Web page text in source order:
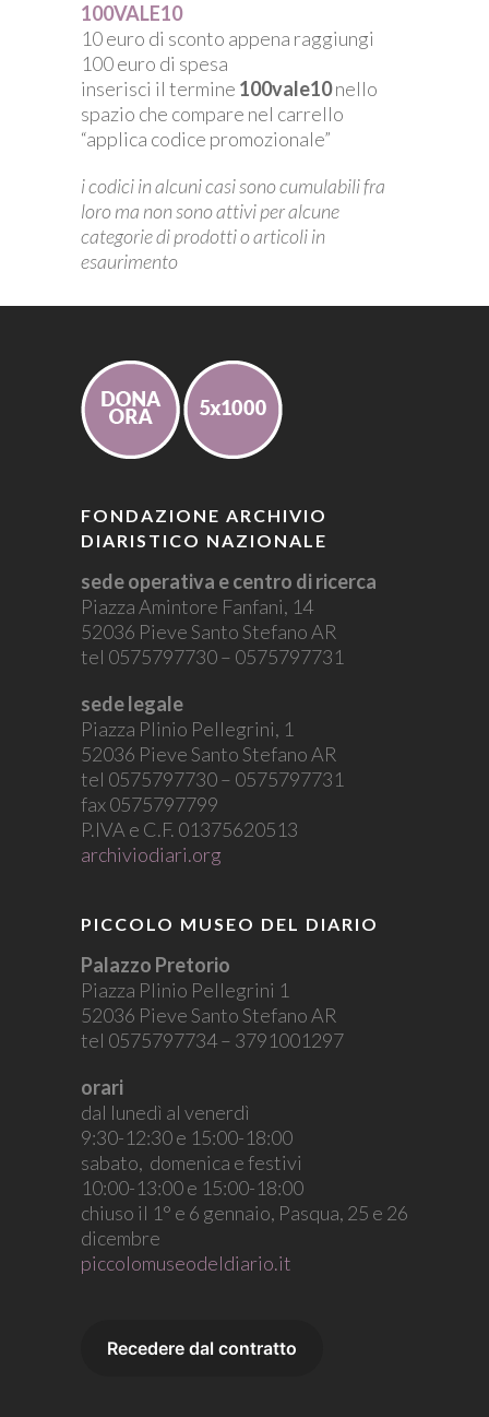
100VALE10
10 euro di sconto appena raggiungi
100 euro di spesa
inserisci il termine 100vale10nello
spazio che compare nel carrello
“applica codice promozionale”
i codici in alcuni casi sono cumulabili fra
loro ma non sono attivi per alcune
categorie di prodotti o articoli in
esaurimento
FONDAZIONE ARCHIVIO
DIARISTICO NAZIONALE
sede operativa e centro di ricerca
Piazza Amintore Fanfani, 14
52036 Pieve Santo Stefano AR
tel 0575797730 – 0575797731
sede legale
Piazza Plinio Pellegrini, 1
52036 Pieve Santo Stefano AR
tel 0575797730 – 0575797731
fax 0575797799
P.IVA e C.F. 01375620513
archiviodiari.org
PICCOLO MUSEO DEL DIARIO
Palazzo Pretorio
Piazza Plinio Pellegrini 1
52036 Pieve Santo Stefano AR
tel 0575797734 – 3791001297
orari
dal lunedì al venerdì
9:30-12:30 e 15:00-18:00
sabato, domenica e festivi
10:00-13:00 e 15:00-18:00
chiuso il 1° e 6 gennaio, Pasqua, 25 e 26
dicembre
piccolomuseodeldiario.it